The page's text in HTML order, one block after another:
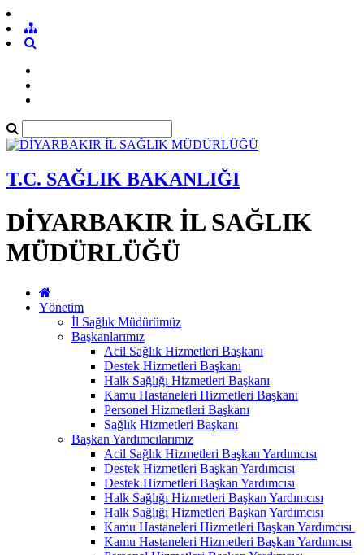
T.C. SAĞLIK BAKANLIĞI
DİYARBAKIR İL SAĞLIK
MÜDÜRLÜĞÜ
Yönetim
İl Sağlık Müdürümüz
Başkanlarımız
Acil Sağlık Hizmetleri Başkanı
Destek Hizmetleri Başkanı
Halk Sağlığı Hizmetleri Başkanı
Kamu Hastaneleri Hizmetleri Başkanı
Personel Hizmetleri Başkanı
Sağlık Hizmetleri Başkanı
Başkan Yardımcılarımız
Acil Sağlık Hizmetleri Başkan Yardımcısı
Destek Hizmetleri Başkan Yardımcısı
Destek Hizmetleri Başkan Yardımcısı
Halk Sağlığı Hizmetleri Başkan Yardımcısı
Halk Sağlığı Hizmetleri Başkan Yardımcısı
Kamu Hastaneleri Hizmetleri Başkan Yardımcısı ​
Kamu Hastaneleri Hizmetleri Başkan Yardımcısı